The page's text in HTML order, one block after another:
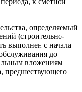
определяемый
(строительно-
выполнен с начала
до
вложениям
предшествующего